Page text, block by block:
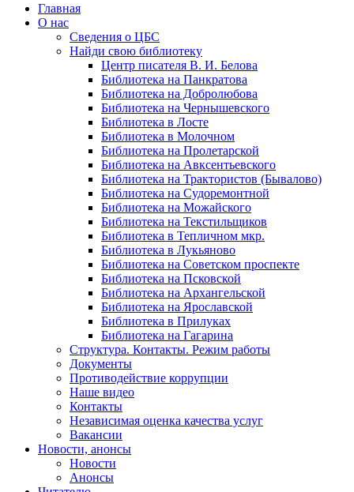
Главная
О нас
Сведения о ЦБС
Найди свою библиотеку
Центр писателя В. И. Белова
Библиотека на Панкратова
Библиотека на Добролюбова
Библиотека на Чернышевского
Библиотека в Лосте
Библиотека в Молочном
Библиотека на Пролетарской
Библиотека на Авксентьевского
Библиотека на Трактористов (Бывалово)
Библиотека на Судоремонтной
Библиотека на Можайского
Библиотека на Текстильщиков
Библиотека в Тепличном мкр.
Библиотека в Лукьяново
Библиотека на Советском проспекте
Библиотека на Псковской
Библиотека на Архангельской
Библиотека на Ярославской
Библиотека в Прилуках
Библиотека на Гагарина
Структура. Контакты. Режим работы
Документы
Противодействие коррупции
Наше видео
Контакты
Независимая оценка качества услуг
Вакансии
Новости, анонсы
Новости
Анонсы